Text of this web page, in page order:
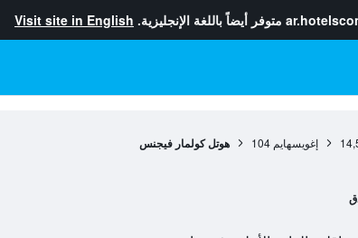
متوفر أيضاً باللغة الإنجليزية. Visit site in English
إغويسهايم 104 هوتل كولمار فيجنس